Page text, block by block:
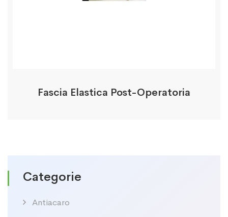
Categorie
Antiacaro
Fascia Elastica Post-Operatoria